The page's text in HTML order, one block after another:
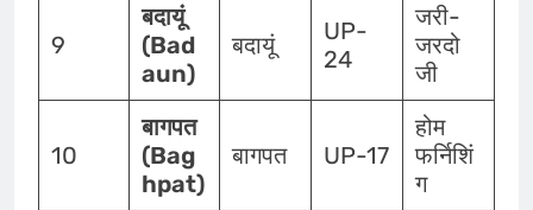
9
बदायूं
(Bad
aun)
बदायूं
UP-
24
जरी-
जरदो
जी
10
बागपत
(Bag
hpat)
बागपत UP-17
होम
फर्निशिं
ग